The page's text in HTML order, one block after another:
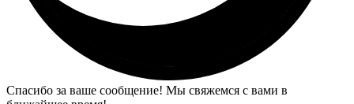
Спасибо за ваше сообщение! Мы свяжемся с вами в